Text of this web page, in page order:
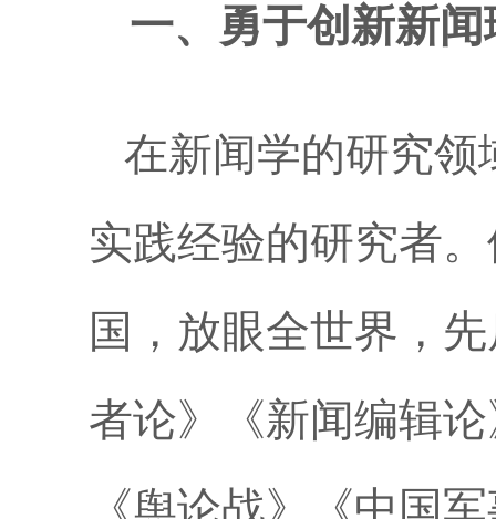
一、勇于创新新
在新闻学的研究领
实践经验的研究者
国，放眼全世界，
者论》《新闻编辑
《舆论战》《中国